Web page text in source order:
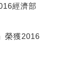
經濟部
榮獲2016